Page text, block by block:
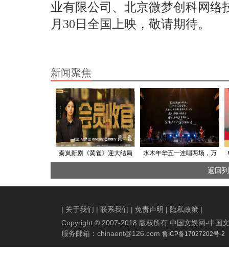
业有限公司、北京微梦创科网络
月30日全国上映，敬请期待。
新闻聚焦
秦岚新剧《黄雀》迎大结局
水木年华五一连唱两场，万
返回
| 关于我们 | 联系我们 | 免责声明 | 隐私政策 |
Copyright © 2007-2018 版权所有 中国文娱网-中国
服务邮箱： chinaent@126.com 鲁ICP备17027202号-2